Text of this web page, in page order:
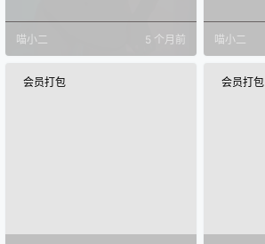
喵小二 5 个月前 喵小二
会员打包 会员打包